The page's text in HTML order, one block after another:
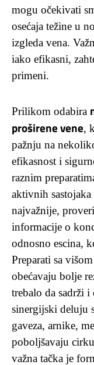
mogu očekivati
osećaja težine u
izgleda vena.
iako efikasni,
primeni.
Prilikom odabira
proširene vene,
pažnju na
efikasnost i
raznim
aktivnih
najvažnije,
informacije o
odnosno escina,
Preparati sa
obećavaju bolje
trebalo da sadrži
sinergijski deluju
gaveza, arnike,
poboljšavaju
važna tačka je